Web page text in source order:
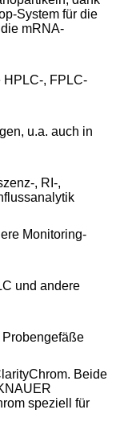
System für die
mRNA-
HPLC-, FPLC-
u.a. auch in
, RI-,
Monitoring-
und andere
Probengefäße
Beide
speziell für